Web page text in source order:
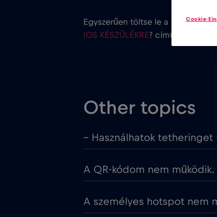
Egyszerűen töltse le a Red Bull
IOS KÉSZÜLÉKRE? című
Other topics
– Használhatok tetheringet
A QR-kódom nem működik.
A személyes hotspot nem
Cookie-